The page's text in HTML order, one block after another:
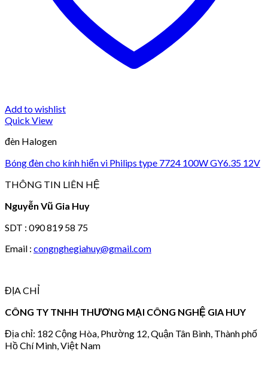
Add to wishlist
Quick View
đèn Halogen
Bóng đèn cho kính hiển vi Philips type 7724 100W GY6.35 12V
THÔNG TIN LIÊN HỆ
Nguyễn Vũ Gia Huy
SDT : 090 819 58 75
Email : congnghegiahuy@gmail.com
ĐỊA CHỈ
CÔNG TY TNHH THƯƠNG MẠI CÔNG NGHỆ GIA HUY
Địa chỉ: 182 Cộng Hòa, Phường 12, Quận Tân Bình, Thành phố
Hồ Chí Minh, Việt Nam